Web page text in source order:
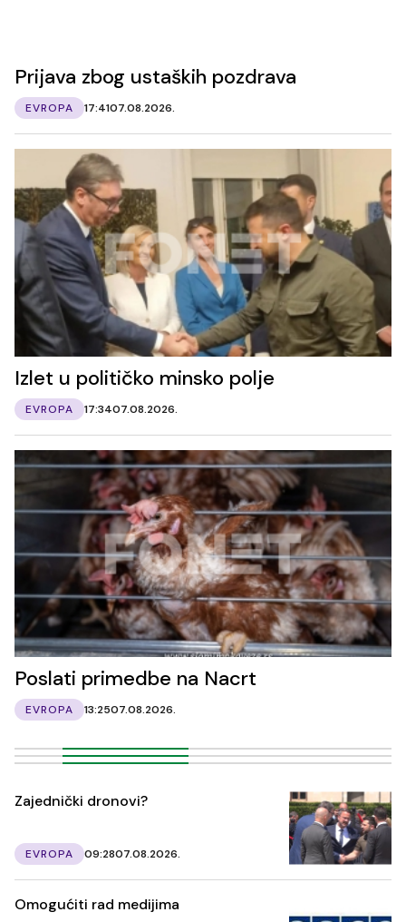
Prijava zbog ustaških pozdrava
EVROPA 17:4107.08.2026.
Izlet u političko minsko polje
EVROPA 17:3407.08.2026.
Poslati primedbe na Nacrt
EVROPA 13:2507.08.2026.
Zajednički dronovi?
EVROPA 09:2807.08.2026.
Omogućiti rad medijima